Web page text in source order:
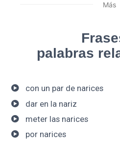
Más
palabras
con un par de narices
dar en la nariz
meter las narices
por narices